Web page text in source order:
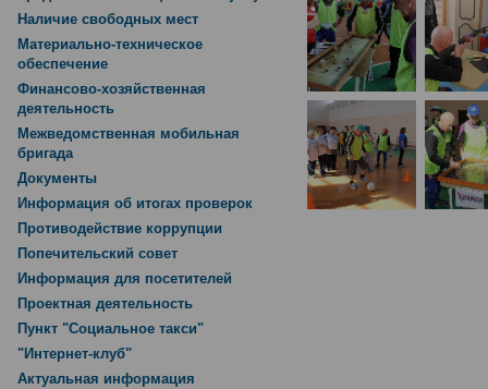
Наличие свободных мест
Материально-техническое
обеспечение
Финансово-хозяйственная
деятельность
Межведомственная мобильная
бригада
Документы
Информация об итогах проверок
Противодействие коррупции
Попечительский совет
Информация для посетителей
Проектная деятельность
Пункт "Социальное такси"
"Интернет-клуб"
Актуальная информация